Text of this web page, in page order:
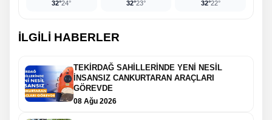
32°24° 32°23° 32°22°
İLGİLİ HABERLER
TEKİRDAĞ SAHİLLERİNDE YENİ NESİL
İNSANSIZ CANKURTARAN ARAÇLARI
GÖREVDE
08 Ağu 2026